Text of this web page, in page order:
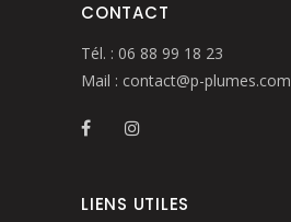
CONTACT
Tél. : 06 88 99 18 23
Mail : contact@p-plumes.com
LIENS UTILES